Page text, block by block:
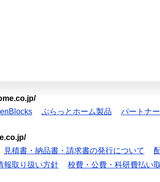
ぷらっとホーム製品 パートナ
見積書・納品書・請求書の発行について
報取り扱い方針 校費・公費・科研費払い